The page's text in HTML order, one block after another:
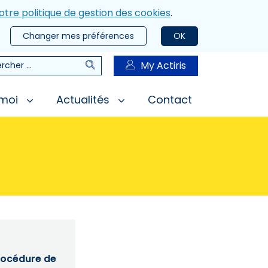
politique de gestion des cookies.
OK
Changer mes préférences
RechercherMy Actiris
Actualités Contact
de